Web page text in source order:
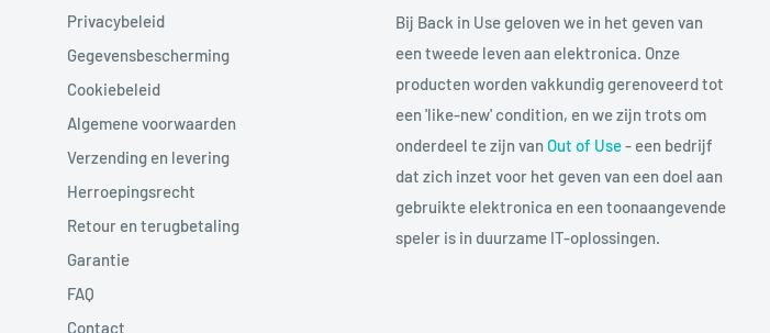
Privacybeleid
Gegevensbescherming
Cookiebeleid
Algemene voorwaarden
Verzending en levering
Herroepingsrecht
Retour en terugbetaling
Garantie
FAQ
Contact
Bij Back in Use geloven we in het geven van
een tweede leven aan elektronica. Onze
producten worden vakkundig gerenoveerd tot
een 'like-new' condition, en we zijn trots om
onderdeel te zijn van Out of Use- een bedrijf
dat zich inzet voor het geven van een doel aan
gebruikte elektronica en een toonaangevende
speler is in duurzame IT-oplossingen.